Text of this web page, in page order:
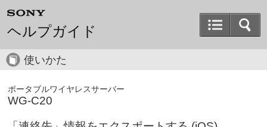
ヘルプガイド
使いかた
ポータブルワイヤレスサーバー
WG-C20